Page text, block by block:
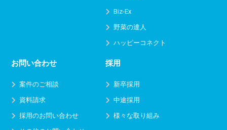
Biz-Ex
野菜の達人
ハッピーコネクト
お問い合わせ
案件のご相談
資料請求
採用のお問い合わせ
採用
新卒採用
中途採用
様々な取り組み